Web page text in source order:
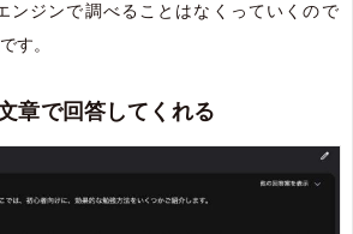
ンジンで調べることはなくっていくので
す。
章で回答してくれる